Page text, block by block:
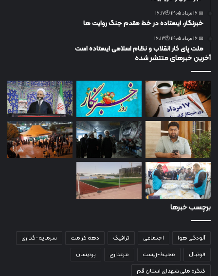
📅 16 مرداد 1405 🕙16:17
خبرنگار، ایستاده در خط مقدم جنگ روایت ها
📅 16 مرداد 1405 🕙16:13
ملت پای کار انقلاب و نظام اسلامی ایستاده است
آخرین خبرهای منتشر شده
برچسب خبرها
آلودگی هوا اجتماعی ترافیک دهه کرامت
سرمایه-گذاری
فوتبال
محیط-زیست مرغداری
پردیسان
کنگره ملی شهدای استان قم